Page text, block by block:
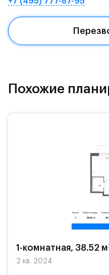
Красногорское и
Поблизости
МЦД «Одинцово».
Территория леса
свежем воздухе, так и в
жизни есть вся
На территории
школу. Также для
«Жуковка».
Похожие
1-комнатная, 38.52 м
2 кв. 2024